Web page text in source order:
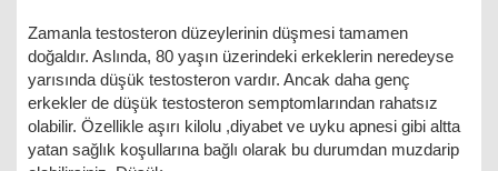
Zamanla testosteron düzeylerinin düşmesi tamamen
doğaldır. Aslında, 80 yaşın üzerindeki erkeklerin neredeyse
yarısında düşük testosteron vardır. Ancak daha genç
erkekler de düşük testosteron semptomlarından rahatsız
olabilir. Özellikle aşırı kilolu ,diyabet ve uyku apnesi gibi altta
yatan sağlık koşullarına bağlı olarak bu durumdan muzdarip